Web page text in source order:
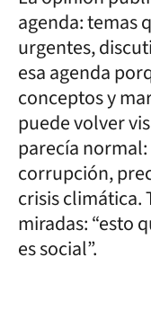
agenda: temas
urgentes,
esa agenda
conceptos y
puede volver
parecía
corrupción,
crisis climática.
miradas: “esto
es social”.